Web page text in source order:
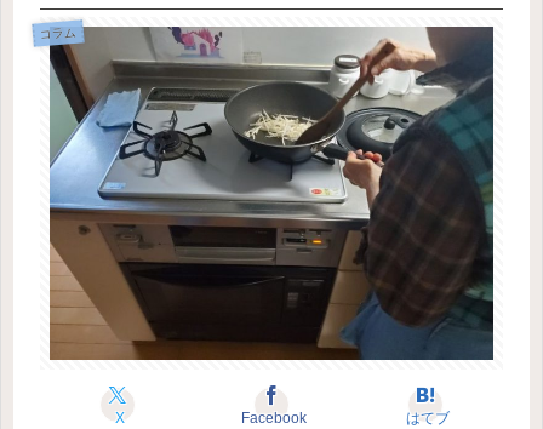
コラム
X Facebook はてブ